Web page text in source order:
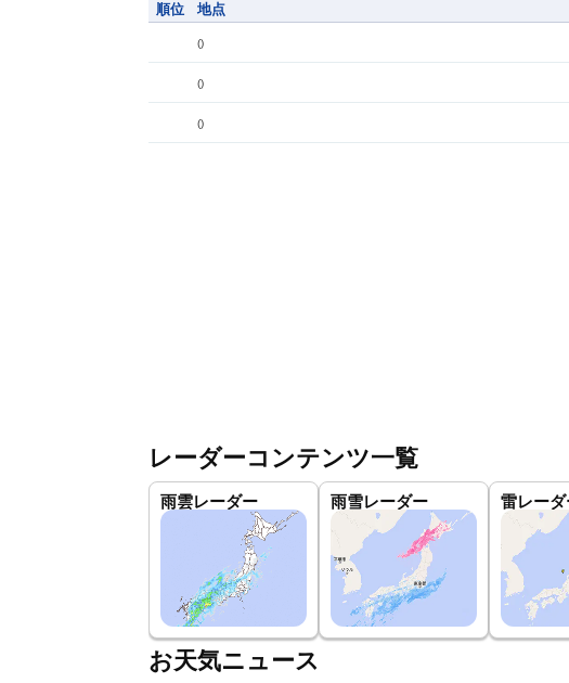
順位 地点
()
()
()
レーダーコンテンツ一覧
雨雲レーダー 雨雪レーダー 雷レーダ
お天気ニュース